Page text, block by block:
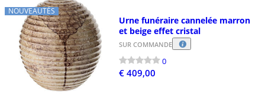
NOUVEAUTÉS
Urne funéraire cannelée marron
et beige effet cristal
SUR COMMANDE
0
€ 409,00